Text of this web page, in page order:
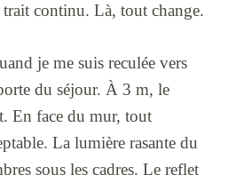
trait continu. Là, tout change.
je me suis reculée vers
du séjour. À 3 m, le
En face du mur, tout
La lumière rasante du
sous les cadres. Le reflet